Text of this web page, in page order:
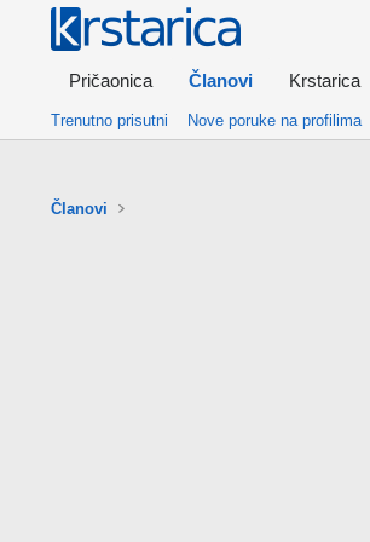
Pričaonica Članovi Krstarica
Trenutno prisutni Nove poruke na profilima
Članovi